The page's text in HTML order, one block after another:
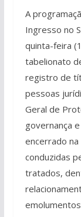
A
Ingresso no
quinta-feira
tabelionato
registro de
pessoas
Geral de
governança
encerrado
conduzidas
tratados,